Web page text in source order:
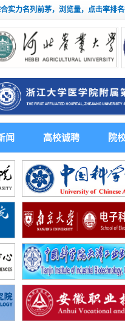
实力名列前茅，浏览量，点击率排
闻 高校诚聘 院